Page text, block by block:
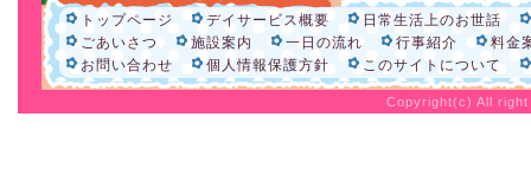
トップページ デイサービス概要
日常生活上のお世話
ごあいさつ
施設案内 一日の流れ 行事紹介
料金
お問い合わせ
個人情報保護方針 このサイトについて
Copyright(c) All